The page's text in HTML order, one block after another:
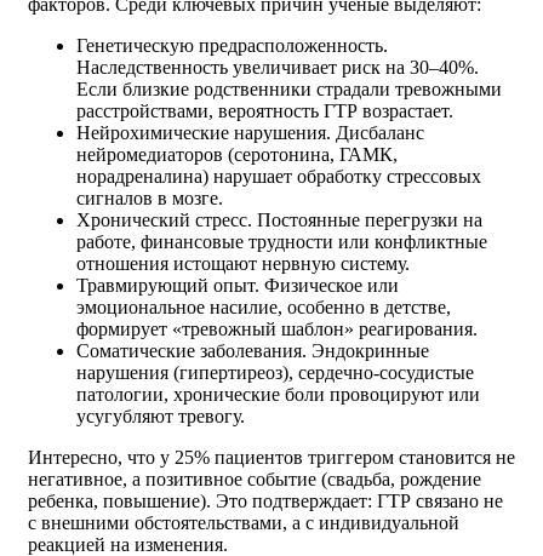
факторов. Среди ключевых причин ученые выделяют:
Генетическую предрасположенность.
Наследственность увеличивает риск на 30–40%.
Если близкие родственники страдали тревожными
расстройствами, вероятность ГТР возрастает.
Нейрохимические нарушения. Дисбаланс
нейромедиаторов (серотонина, ГАМК,
норадреналина) нарушает обработку стрессовых
сигналов в мозге.
Хронический стресс. Постоянные перегрузки на
работе, финансовые трудности или конфликтные
отношения истощают нервную систему.
Травмирующий опыт. Физическое или
эмоциональное насилие, особенно в детстве,
формирует «тревожный шаблон» реагирования.
Соматические заболевания. Эндокринные
нарушения (гипертиреоз), сердечно-сосудистые
патологии, хронические боли провоцируют или
усугубляют тревогу.
Интересно, что у 25% пациентов триггером становится не
негативное, а позитивное событие (свадьба, рождение
ребенка, повышение). Это подтверждает: ГТР связано не
с внешними обстоятельствами, а с индивидуальной
реакцией на изменения.